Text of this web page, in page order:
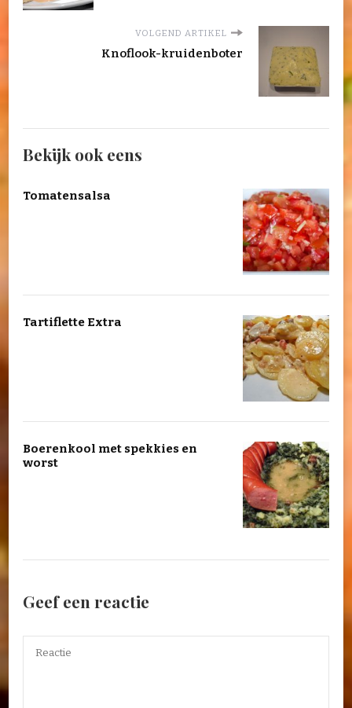
VOLGEND ARTIKEL
Knoflook-kruidenboter
Bekijk ook eens
Tomatensalsa
Tartiflette Extra
Boerenkool met spekkies en
worst
Geef een reactie